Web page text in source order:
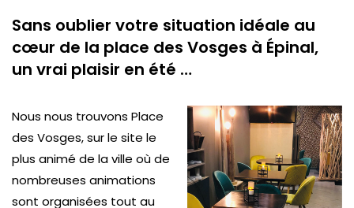
Sans oublier votre situation idéale au
cœur de la place des Vosges à Épinal,
un vrai plaisir en été …
Nous nous trouvons Place
des Vosges, sur le site le
plus animé de la ville où de
nombreuses animations
sont organisées tout au